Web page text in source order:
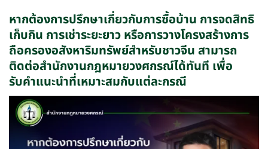
หากต้องการปรึกษาเกี่ยวกับการซื้อบ้าน การจดสิทธิ
เก็บกิน การเช่าระยะยาว หรือการวางโครงสร้างการ
ถือครองอสังหาริมทรัพย์สำหรับชาวจีน สามารถ
ติดต่อสำนักงานกฎหมายวงศกรณ์ได้ทันที เพื่อ
รับคำแนะนำที่เหมาะสมกับแต่ละกรณี